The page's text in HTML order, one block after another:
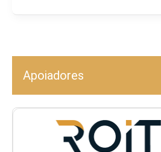
Apoiadores